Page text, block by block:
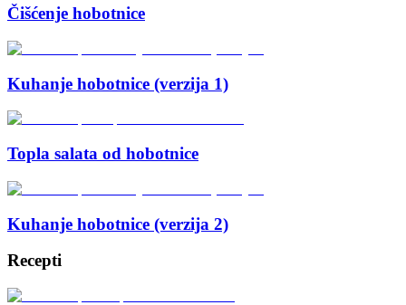
Čišćenje hobotnice
Kuhanje hobotnice (verzija 1)
Topla salata od hobotnice
Kuhanje hobotnice (verzija 2)
Recepti